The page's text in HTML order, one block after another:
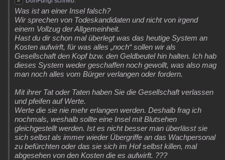
Was ist an einer Insel falsch?
Wir sprechen von Todeskandidaten und nicht von irgend
einem Vollzug der Allgemeinheit.
Hast du dir schon mal überlegt was das heutige System an
Kosten aufwirft, für was alles „noch“ sollen wir als
Gesellschaft den Kopf bzw. den Geldbeutel hin halten. Ich hab
dieses System weder geschaffen noch gewollt, was also mag
man noch alles vom Bürger verlangen oder fordern.
Mit ihrer Tat oder Taten haben Sie die Gesellschaft verlassen
und pfeifen auf Werte.
Werte die sie nie mehr erlangen werden. Deshalb frag ich
nochmals, weshalb sollte eine Insel mit Blutsehen
gleichgestellt werden. Ist es nicht besser man überlässt sie
sich selbst als immer wieder Übergriffe an das Wachpersonal
zu befürchten oder das sie sich im Hof selbst killen, mal
abgesehen von den Kosten die es aufwirft. ???